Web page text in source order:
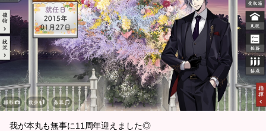
我が本丸も無事に11周年迎えました◎